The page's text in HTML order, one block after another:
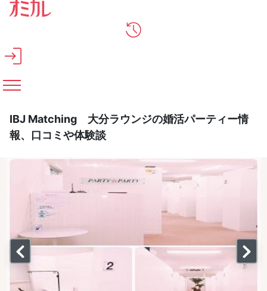
メインコンテンツへスキップ
IBJ Matching 大分ラウンジの婚活パーティー情
報、口コミや体験談